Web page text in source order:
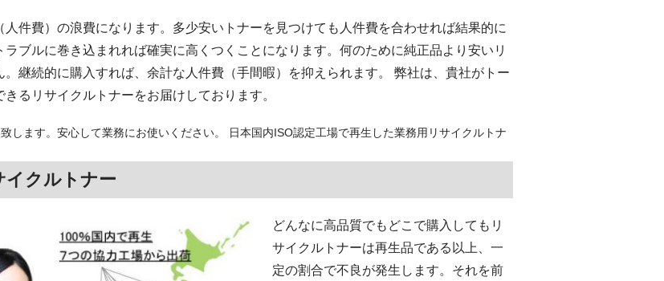
件費）の浪費になります。多少安いトナーを見つけても人件費を合わせれば結果的に
ブルに巻き込まれれば確実に高くつくことになります。何のために純正品より安いリ
継続的に購入すれば、余計な人件費（手間暇）を抑えられます。 弊社は、貴社がトー
るリサイクルトナーをお届けしております。
します。安心して業務にお使いください。 日本国内ISO認定工場で再生した業務用リサイクルトナ
イクルトナー
どんなに高品質でもどこで購入してもリ
サイクルトナーは再生品である以上、一
定の割合で不良が発生します。それを前